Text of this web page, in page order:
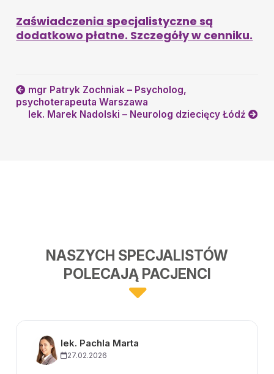
Zaświadczenia specjalistyczne są
dodatkowo płatne. Szczegóły w cenniku.
mgr Patryk Zochniak – Psycholog,
psychoterapeuta Warszawa
lek. Marek Nadolski – Neurolog dziecięcy Łódź
NASZYCH SPECJALISTÓW
POLECAJĄ PACJENCI
lek. Pachla Marta
27.02.2026